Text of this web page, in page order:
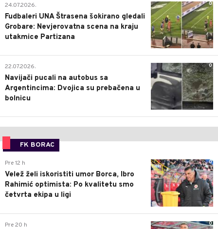
0
24.07.2026.
Fudbaleri UNA Štrasena šokirano gledali
Grobare: Nevjerovatna scena na kraju
utakmice Partizana
0
22.07.2026.
Navijači pucali na autobus sa
Argentincima: Dvojica su prebačena u
bolnicu
FK BORAC
0
Pre 12 h
Velež želi iskoristiti umor Borca, Ibro
Rahimić optimista: Po kvalitetu smo
četvrta ekipa u ligi
0
Pre 20 h